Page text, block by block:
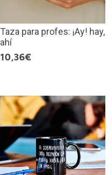
Taza para profes: ¡Ay! hay,
ahí
10,36€